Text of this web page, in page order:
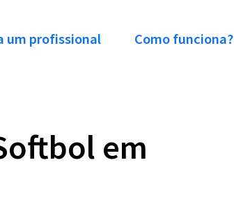
um profissional Como funciona?
em